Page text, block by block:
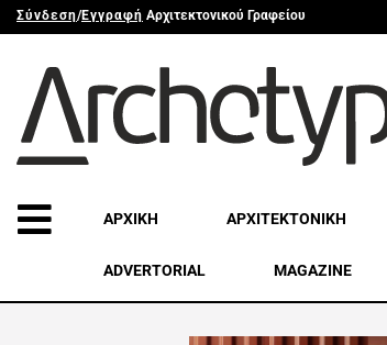
Σύνδεση/Εγγραφή Αρχιτεκτονικού Γραφείου
ΑΡΧΙΚΗ ΑΡΧΙΤΕΚΤΟΝΙΚΗ
ADVERTORIAL MAGAZINE